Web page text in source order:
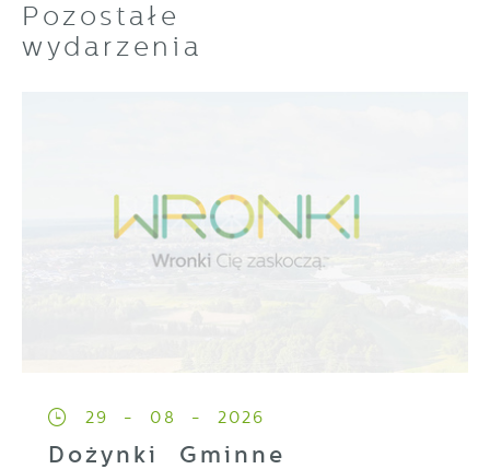
Pozostałe
wydarzenia
29 - 08 - 2026
Dożynki Gminne